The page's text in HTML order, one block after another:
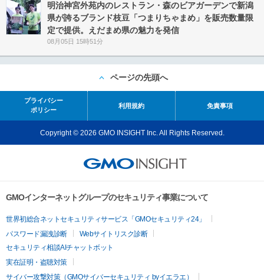
明治神宮外苑内のレストラン・森のビアガーデンで新潟
県が誇るブランド枝豆「つまりちゃまめ」を販売数量限
定で提供。えだまめ県の魅力を発信
08月05日 15時51分
ページの先頭へ
プライバシー
ポリシー
利用規約 免責事項
Copyright © 2026 GMO INSIGHT Inc. All Rights Reserved.
GMOインターネットグループのセキュリティ事業について
世界初総合ネットセキュリティサービス「GMOセキュリティ24」
パスワード漏洩診断
Webサイトリスク診断
セキュリティ相談AIチャットボット
実在証明・盗聴対策
サイバー攻撃対策（GMOサイバーセキュリティ byイエラエ）